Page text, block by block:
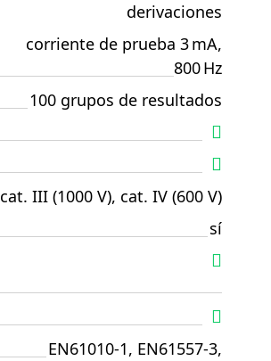
derivaciones
corriente de prueba 3 mA,
800 Hz
100 grupos de resultados
cat. III (1000 V), cat. IV (600 V)
sí
EN61010-1, EN61557-3,